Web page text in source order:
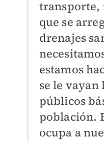
transporte,
que se
drenajes
estamos
se le vayan
públicos
población.
ocupa a